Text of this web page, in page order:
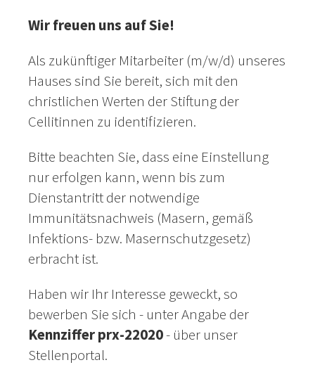
Wir freuen uns auf Sie!
Als zukünftiger Mitarbeiter (m/w/d) unseres
Hauses sind Sie bereit, sich mit den
christlichen Werten der Stiftung der
Cellitinnen zu identifizieren.
Bitte beachten Sie, dass eine Einstellung
nur erfolgen kann, wenn bis zum
Dienstantritt der notwendige
Immunitätsnachweis (Masern, gemäß
Infektions- bzw. Masernschutzgesetz)
erbracht ist.
Haben wir Ihr Interesse geweckt, so
bewerben Sie sich - unter Angabe der
Kennziffer prx-22020- über unser
Stellenportal.